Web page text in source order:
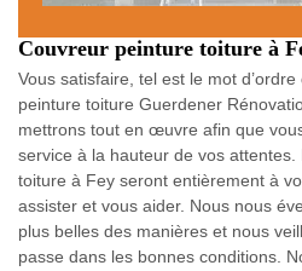
Couvreur peinture toiture à
Vous satisfaire, tel est le mot
peinture toiture Guerdener
mettrons tout en œuvre afin que
service à la hauteur de vos
toiture à Fey seront entièrement à
assister et vous aider. Nous nous
plus belles des manières et nous
passe dans les bonnes conditions.